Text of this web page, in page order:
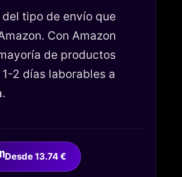
tipo de envío que
Con Amazon
de productos
2 días laborables a
Desde 13.74 €